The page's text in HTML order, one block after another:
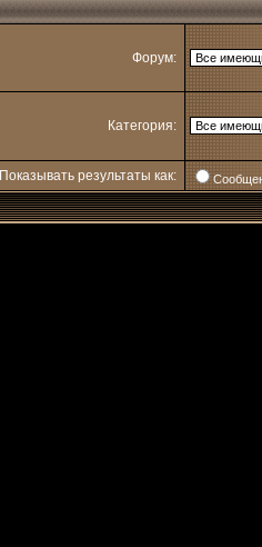
Форум:
Категория:
Показывать результаты как: